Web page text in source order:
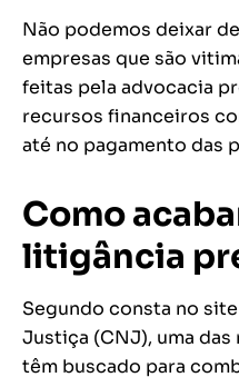
Não podemos deixar
empresas que são
feitas pela advocacia
recursos financeiros
até no pagamento das
Como
litigância
Segundo consta no
Justiça (CNJ), uma
têm buscado para